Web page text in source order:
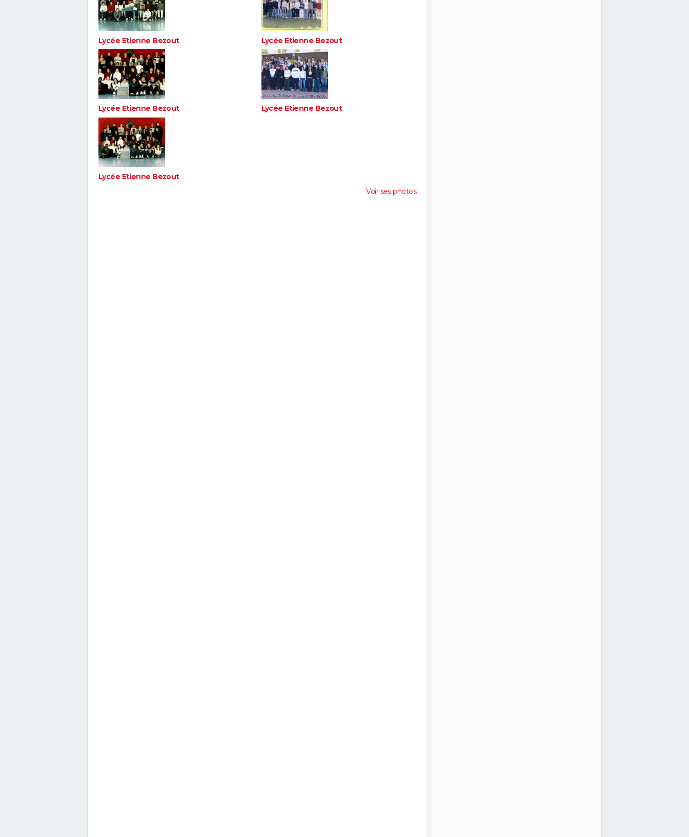
Lycée Etienne Bezout Lycée Etienne Bezout
Lycée Etienne Bezout Lycée Etienne Bezout
Lycée Etienne Bezout
Voir ses photos